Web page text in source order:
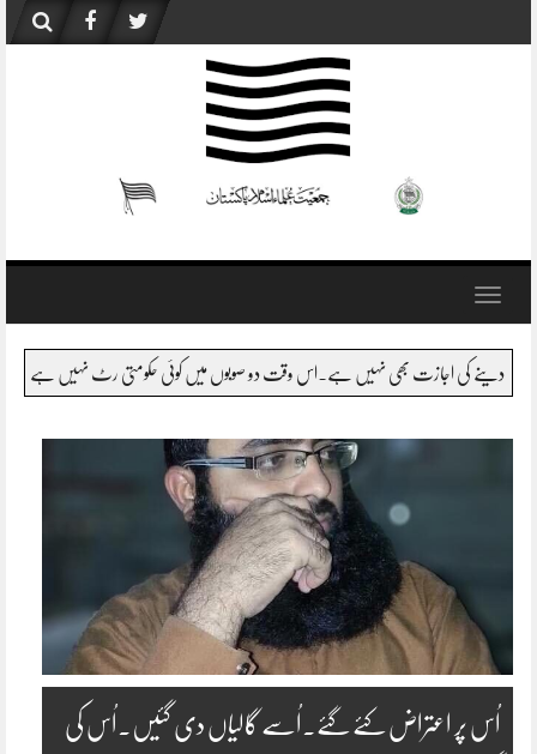
content
Toggle
ہورہا ہے، تو شاید وہ یہی کہیں گے کہ ان کو علم نہیں ہے،پھر کون فیصلہ
اُس پر اعتراض کئے گئے۔اُسے گالیاں دی گئیں۔اُس کی